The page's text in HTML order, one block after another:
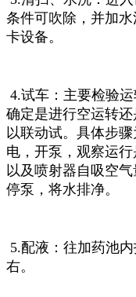
条件可吹除，并加水
卡设备。
4.试车：主要检验
确定是进行空运转
以联动试。具体步
电，开泵，观察运
以及喷射器自吸空
停泵，将水排净。
5.配液：往加药池
右。